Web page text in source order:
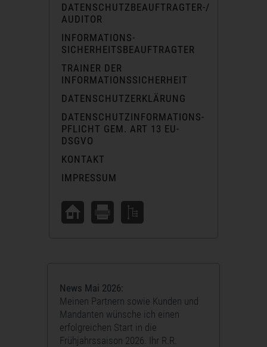
DATENSCHUTZBEAUFTRAGTER-/
AUDITOR
INFORMATIONS-
SICHERHEITSBEAUFTRAGTER
TRAINER DER
INFORMATIONSSICHERHEIT
DATENSCHUTZERKLÄRUNG
DATENSCHUTZINFORMATIONS-
PFLICHT GEM. ART 13 EU-
DSGVO
KONTAKT
IMPRESSUM
News Mai 2026:
Meinen Partnern sowie Kunden und
Mandanten wünsche ich einen
erfolgreichen Start in die
Frühjahrssaison 2026. Ihr R.R.